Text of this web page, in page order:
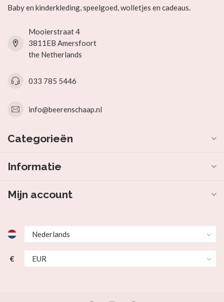
Baby en kinderkleding, speelgoed, wolletjes en cadeaus.
Mooierstraat 4
3811EB Amersfoort
the Netherlands
033 785 5446
info@beerenschaap.nl
Categorieën
Informatie
Mijn account
€